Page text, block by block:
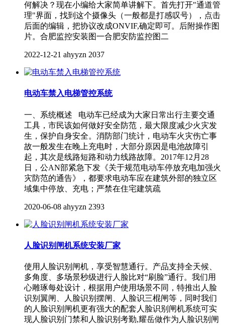
何解决？现在小编给大家简单讲解下。首先打开"通道管
理"界面，找到这个摄像头（一般都是打感叹号），点击
后面的编辑，把协议改成ONVIF,确定即可。后附操作图
片。合肥监控安装图一合肥安防监控图二
2022-12-21 ahyyzn 2037
电动车禁入电梯管控系统
一、系统概述 电动车已经成为大家日常出行主要交通
工具，市民该如何做好安全防范，最大限度减少火灾发
生，保护自身安全。消防部门统计，电动车火灾伤亡事
故一般发生在晚上充电时，大部分原因是电池故障引
起，其次是线路短路和动力线路故障。2017年12月28
日，公AN部紧急下发《关于规范电动车停放充电加强火
灾防范的通告》，都要求电动车应在建筑外部的独立区
域集中停放、充电；严禁在住宅建筑疏
2020-06-08 ahyyzn 2393
人脸识别闸机系统安装厂家
使用人脸识别闸机，享受智慧通行。产品支持全天候、
多角度、多场景秒级进行人脸比对“刷脸”通行。我们用
心雕琢每处设计，根据用户使用场景不同，特推出人脸
识别翼闸、人脸识别摆闸、人脸识三棍闸等，同时我们
的人脸识别闸机更有强大的配套人脸识别闸机系统可实
现人脸识别门禁和人脸识别考勤,耀岳做作为人脸识别闸